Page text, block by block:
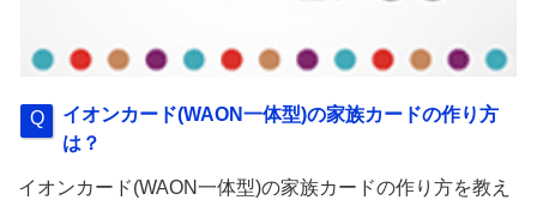
イオンカード(WAON一体型)の家族カードの作り方
は？
イオンカード(WAON一体型)の家族カードの作り方を教え